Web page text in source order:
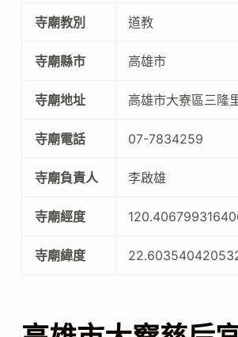
寺廟教別 道教
寺廟縣市 高雄市
寺廟地址 高雄市大寮區三隆
寺廟電話 07-7834259
寺廟負責人 李啟雄
寺廟經度
寺廟緯度